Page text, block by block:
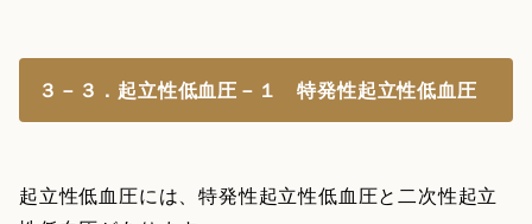
３－３．起立性低血圧－１ 特発性起立性低血圧
起立性低血圧には、特発性起立性低血圧と二次性起立